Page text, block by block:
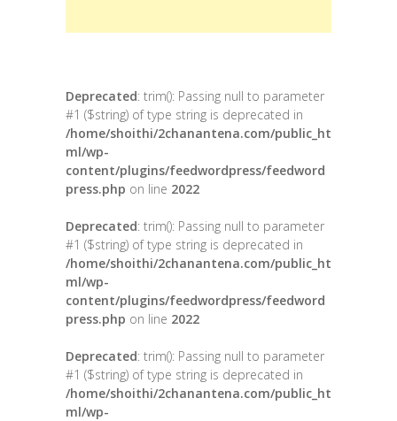
Deprecated: trim(): Passing null to parameter
#1 ($string) of type string is deprecated in
/home/shoithi/2chanantena.com/public_ht
ml/wp-
content/plugins/feedwordpress/feedword
press.php on line 2022
Deprecated: trim(): Passing null to parameter
#1 ($string) of type string is deprecated in
/home/shoithi/2chanantena.com/public_ht
ml/wp-
content/plugins/feedwordpress/feedword
press.php on line 2022
Deprecated: trim(): Passing null to parameter
#1 ($string) of type string is deprecated in
/home/shoithi/2chanantena.com/public_ht
ml/wp-